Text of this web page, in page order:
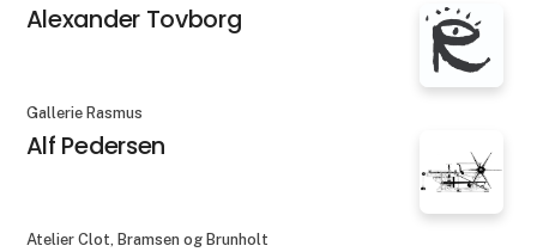
Alexander Tovborg
Gallerie Rasmus
Alf Pedersen
Atelier Clot, Bramsen og Brunholt